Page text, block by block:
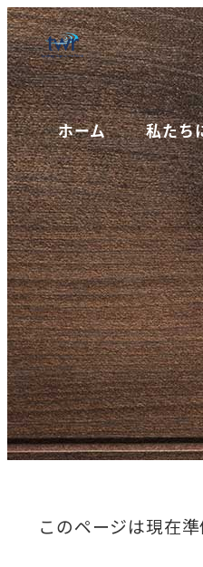
ホーム 私たち
このページは現在準